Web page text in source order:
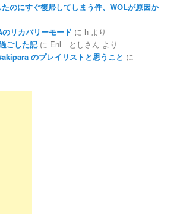
のにすぐ復帰してしまう件、WOLが原因か
リカバリーモード に h より
ごした記に Enl としさん より
のプレイリストと思うこと に